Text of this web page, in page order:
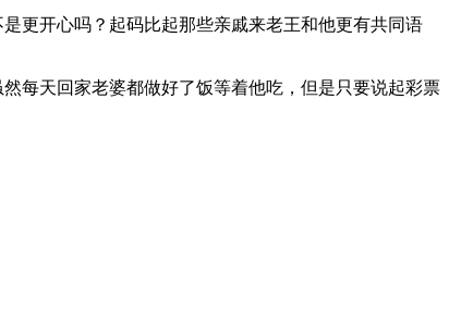
更开心吗？起码比起那些亲戚来老王和他更有共同语
每天回家老婆都做好了饭等着他吃，但是只要说起彩票